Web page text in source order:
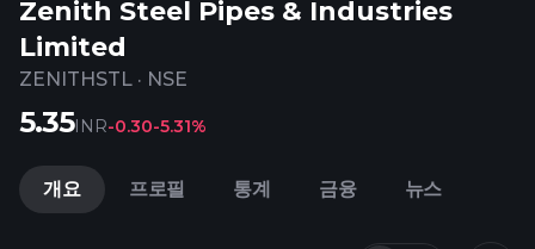
Zenith Steel Pipes & Industries
Limited
ZENITHSTL · NSE
5.35INR-0.30-5.31%
개요 프로필 통계 금융 뉴스